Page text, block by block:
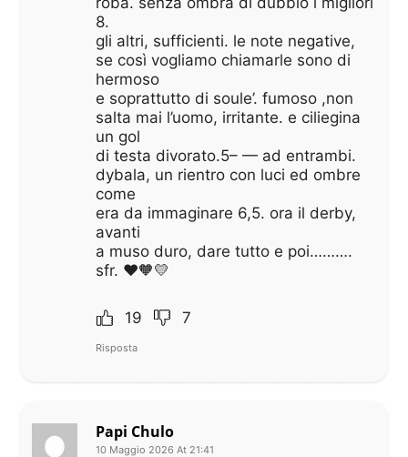
8.
gli altri, sufficienti. le note negative,
se così vogliamo chiamarle sono di
hermoso
e soprattutto di soule’. fumoso ,non
salta mai l’uomo, irritante. e ciliegina
un gol
di testa divorato.5– — ad entrambi.
dybala, un rientro con luci ed ombre
come
era da immaginare 6,5. ora il derby,
avanti
a muso duro, dare tutto e poi……….
sfr. ❤️🧡💛
19 7
Risposta
Papi Chulo
10 Maggio 2026 At 21:41